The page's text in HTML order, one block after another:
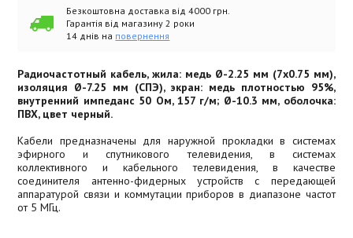
Безкоштовна доставка від 4000 грн.
Гарантія від магазину 2 роки
14 днів на повернення
Радиочастотный кабель, жила: медь Ø-2.25 мм (7х0.75 мм),
изоляция Ø-7.25 мм (СПЭ), экран: медь плотностью 95%,
внутренний импеданс 50 Ом, 157 г/м; Ø-10.3 мм, оболочка:
ПВХ, цвет черный.
Кабели предназначены для наружной прокладки в системах
эфирного и спутникового телевидения, в системах
коллективного и кабельного телевидения, в качестве
соединителя антенно-фидерных устройств с передающей
аппаратурой связи и коммутации приборов в диапазоне частот
от 5 МГц.